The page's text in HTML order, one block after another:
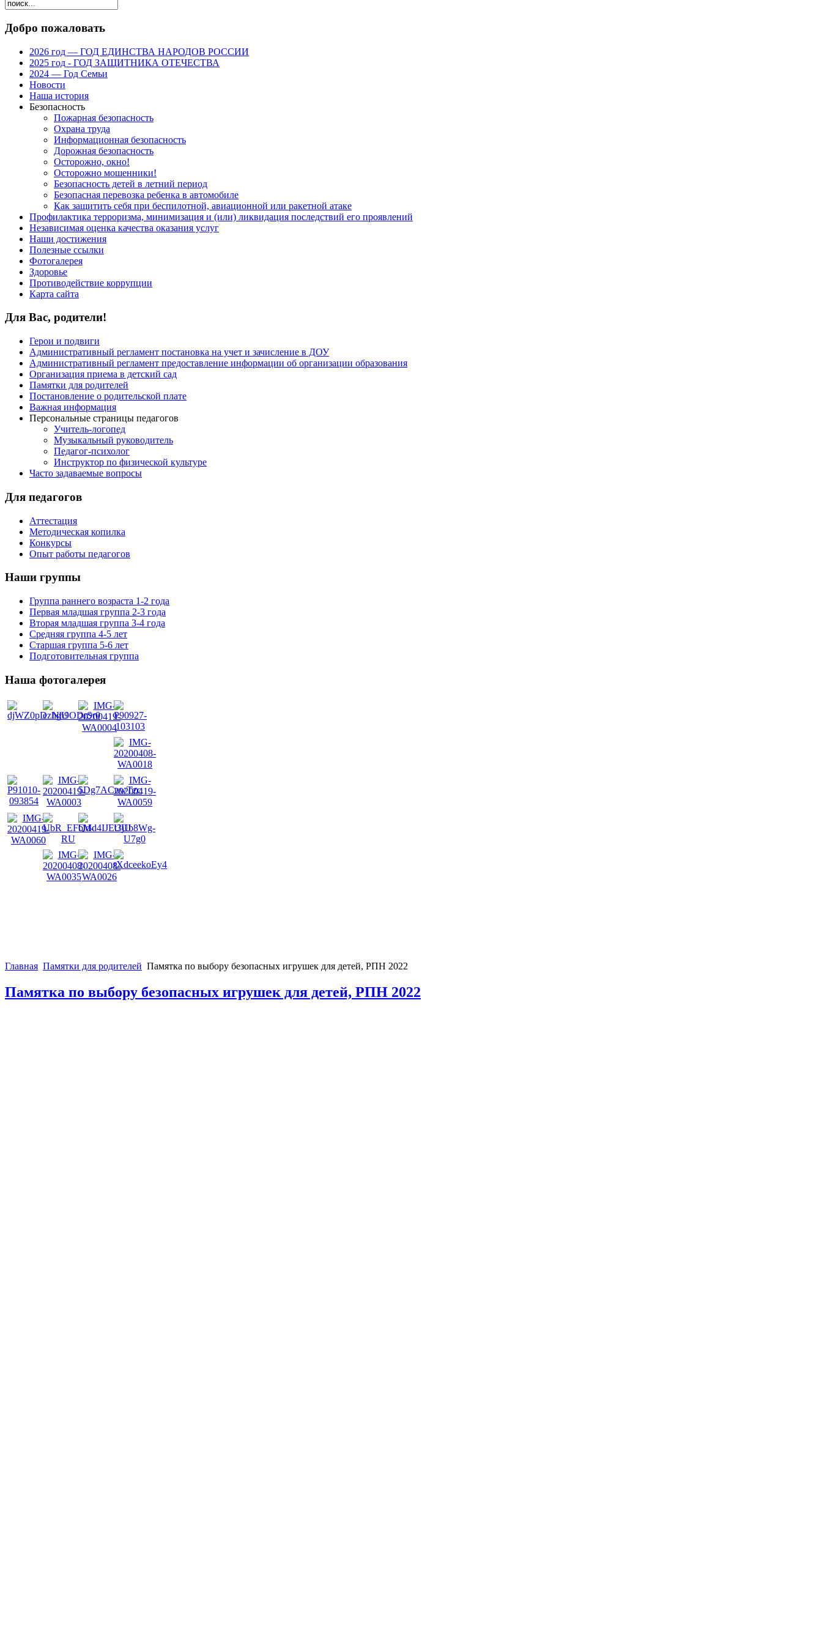
Добро пожаловать
2026 год — ГОД ЕДИНСТВА НАРОДОВ РОССИИ
2025 год - ГОД ЗАЩИТНИКА ОТЕЧЕСТВА
2024 — Год Семьи
Новости
Наша история
Безопасность
Пожарная безопасность
Охрана труда
Информационная безопасность
Дорожная безопасность
Осторожно, окно!
Осторожно мошенники!
Безопасность детей в летний период
Безопасная перевозка ребенка в автомобиле
Как защитить себя при беспилотной, авиационной или ракетной атаке
Профилактика терроризма, минимизация и (или) ликвидация последствий его проявлений
Независимая оценка качества оказания услуг
Наши достижения
Полезные ссылки
Фотогалерея
Здоровье
Противодействие коррупции
Карта сайта
Для Вас, родители!
Герои и подвиги
Административный регламент постановка на учет и зачисление в ДОУ
Административный регламент предоставление информации об организации образования
Организация приема в детский сад
Памятки для родителей
Постановление о родительской плате
Важная информация
Персональные страницы педагогов
Учитель-логопед
Музыкальный руководитель
Педагог-психолог
Инструктор по физической культуре
Часто задаваемые вопросы
Для педагогов
Аттестация
Методическая копилка
Конкурсы
Опыт работы педагогов
Наши группы
Группа раннего возраста 1-2 года
Первая младшая группа 2-3 года
Вторая младшая группа 3-4 года
Средняя группа 4-5 лет
Старшая группа 5-6 лет
Подготовительная группа
Наша фотогалерея
Главная Памятки для родителей Памятка по выбору безопасных игрушек для детей, РПН 2022
Памятка по выбору безопасных игрушек для детей, РПН 2022